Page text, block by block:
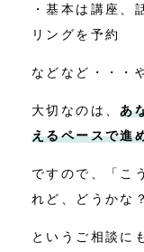
・基本は講座、
リングを予約
などなど・・・
大切なのは、あ
えるペースで進
ですので、「こ
れど、どうかな
というご相談に